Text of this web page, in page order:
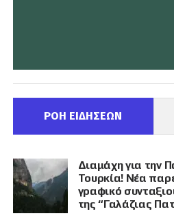
ΡΟΗ ΕΙΔΗΣΕΩΝ
Διαμάχη για την
Τουρκία! Νέα
γραφικό
της “Γαλάζιας